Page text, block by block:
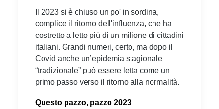
Il 2023 si è chiuso un po' in sordina,
complice il ritorno dell'influenza, che ha
costretto a letto più di un milione di cittadini
italiani. Grandi numeri, certo, ma dopo il
Covid anche un’epidemia stagionale
“tradizionale” può essere letta come un
primo passo verso il ritorno alla normalità.
Questo pazzo, pazzo 2023